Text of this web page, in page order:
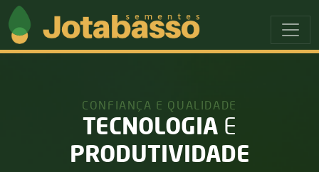
Ir para o menu principal
Ir para o conteudo principal
CONFIANÇA E QUALIDADE
TECNOLOGIA E
PRODUTIVIDADE